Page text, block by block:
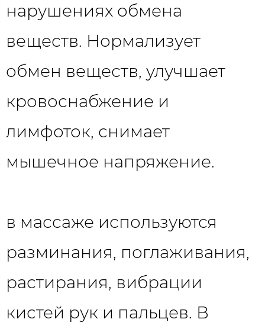
нарушениях обмена
веществ. Нормализует
обмен веществ, улучшает
кровоснабжение и
лимфоток, снимает
мышечное напряжение.
в массаже используются
разминания, поглаживания,
растирания, вибрации
кистей рук и пальцев. В